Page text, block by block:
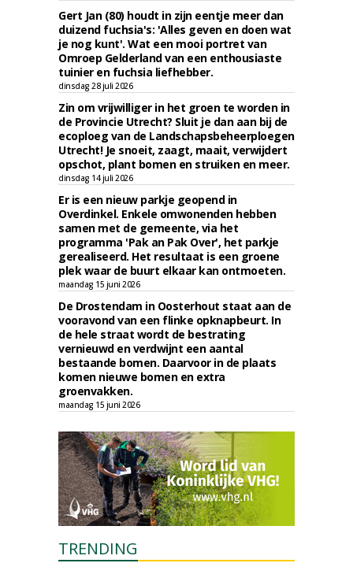
Gert Jan (80) houdt in zijn eentje meer dan
duizend fuchsia's: 'Alles geven en doen wat
je nog kunt'. Wat een mooi portret van
Omroep Gelderland van een enthousiaste
tuinier en fuchsia liefhebber.
dinsdag 28 juli 2026
Zin om vrijwilliger in het groen te worden in
de Provincie Utrecht? Sluit je dan aan bij de
ecoploeg van de Landschapsbeheerploegen
Utrecht! Je snoeit, zaagt, maait, verwijdert
opschot, plant bomen en struiken en meer.
dinsdag 14 juli 2026
Er is een nieuw parkje geopend in
Overdinkel. Enkele omwonenden hebben
samen met de gemeente, via het
programma 'Pak an Pak Over', het parkje
gerealiseerd. Het resultaat is een groene
plek waar de buurt elkaar kan ontmoeten.
maandag 15 juni 2026
De Drostendam in Oosterhout staat aan de
vooravond van een flinke opknapbeurt. In
de hele straat wordt de bestrating
vernieuwd en verdwijnt een aantal
bestaande bomen. Daarvoor in de plaats
komen nieuwe bomen en extra
groenvakken.
maandag 15 juni 2026
TRENDING